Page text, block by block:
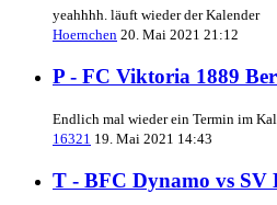
yeahhhh. läuft wieder der Kalender
Hoernchen 20. Mai 2021 21:12
P - FC Viktoria 1889
Endlich mal wieder ein Termin im
16321 19. Mai 2021 14:43
T - BFC Dynamo vs SV